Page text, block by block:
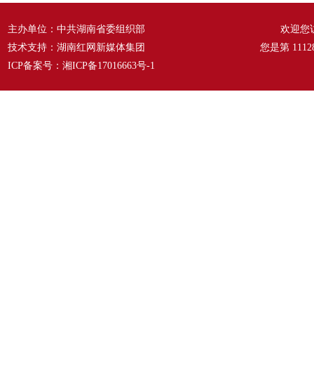
主办单位：中共湖南省委组织部
技术支持：湖南红网新媒体集团
ICP备案号： 湘ICP备17016663号-1
欢迎您
您是第